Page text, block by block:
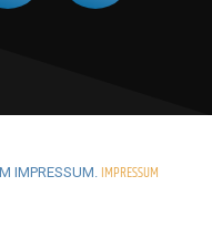
IMPRESSUM. IMPRESSUM